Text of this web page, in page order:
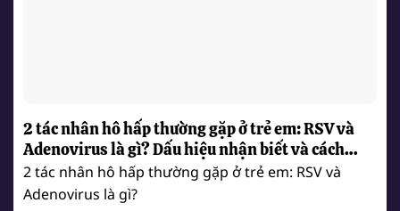
2 tác nhân hô hấp thường gặp ở trẻ em: RSV và
Adenovirus là gì? Dấu hiệu nhận biết và cách
phòng ngừa
2 tác nhân hô hấp thường gặp ở trẻ em: RSV và
Adenovirus là gì?